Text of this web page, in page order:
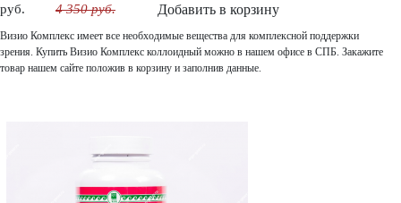
руб.
4 350 руб. Добавить в корзину
Визио Комплекс имеет все необходимые вещества для комплексной поддержки
зрения. Купить Визио Комплекс коллоидный можно в нашем офисе в СПБ. Закажите
товар нашем сайте положив в корзину и заполнив данные.